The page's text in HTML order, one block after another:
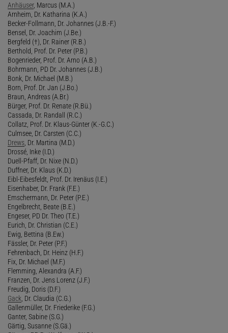
Anhäuser, Marcus (M.A.)
Arnheim, Dr. Katharina (K.A.)
Becker-Follmann, Dr. Johannes (J.B.-F.)
Bensel, Dr. Joachim (J.Be.)
Bergfeld (†), Dr. Rainer (R.B.)
Berthold, Prof. Dr. Peter (P.B.)
Bogenrieder, Prof. Dr. Arno (A.B.)
Bohrmann, PD Dr. Johannes (J.B.)
Bonk, Dr. Michael (M.B.)
Born, Prof. Dr. Jan (J.Bo.)
Braun, Andreas (A.Br.)
Bürger, Prof. Dr. Renate (R.Bü.)
Cassada, Dr. Randall (R.C.)
Collatz, Prof. Dr. Klaus-Günter (K.-G.C.)
Culmsee, Dr. Carsten (C.C.)
Drews , Dr. Martina (M.D.)
Drossé, Inke (I.D.)
Duell-Pfaff, Dr. Nixe (N.D.)
Duffner, Dr. Klaus (K.D.)
Eibl-Eibesfeldt, Prof. Dr. Irenäus (I.E.)
Eisenhaber, Dr. Frank (F.E.)
Emschermann, Dr. Peter (P.E.)
Engelbrecht, Beate (B.E.)
Engeser, PD Dr. Theo (T.E.)
Eurich, Dr. Christian (C.E.)
Ewig, Bettina (B.Ew.)
Fässler, Dr. Peter (P.F.)
Fehrenbach, Dr. Heinz (H.F.)
Fix, Dr. Michael (M.F.)
Flemming, Alexandra (A.F.)
Franzen, Dr. Jens Lorenz (J.F.)
Freudig, Doris (D.F.)
Gack , Dr. Claudia (C.G.)
Gallenmüller, Dr. Friederike (F.G.)
Ganter, Sabine (S.G.)
Gärtig, Susanne (S.Gä.)